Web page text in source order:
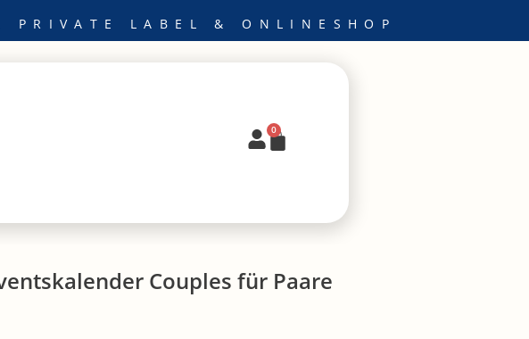
LABEL & ONLINESHOP
0
Warenkorb
Couples für Paare